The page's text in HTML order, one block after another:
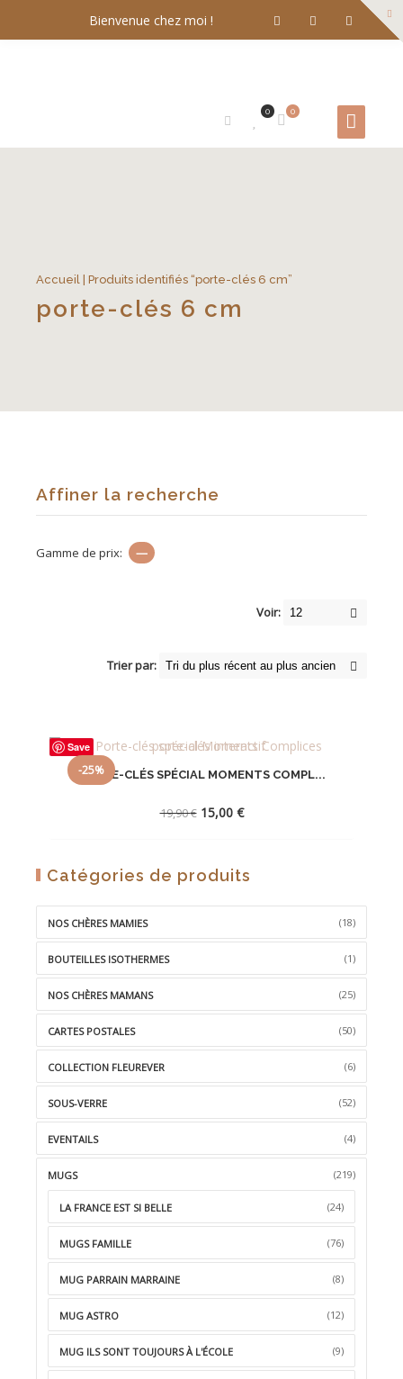
Bienvenue chez moi !
0
0
Accueil | Produits identifiés “porte-clés 6 cm”
porte-clés 6 cm
Affiner la recherche
Gamme de prix: —
Voir:
Trier par:
Save
PORTE-CLÉS SPÉCIAL MOMENTS COMPL...
19,90€ Le
19,90 €.
15,00 €Le
15,00 €.
-25%
Catégories de produits
NOS CHÈRES MAMIES (18)
BOUTEILLES ISOTHERMES (1)
NOS CHÈRES MAMANS (25)
CARTES POSTALES (50)
COLLECTION FLEUREVER (6)
SOUS-VERRE (52)
EVENTAILS (4)
MUGS (219)
LA FRANCE EST SI BELLE (24)
MUGS FAMILLE (76)
MUG PARRAIN MARRAINE (8)
MUG ASTRO (12)
MUG ILS SONT TOUJOURS À L'ÉCOLE (9)